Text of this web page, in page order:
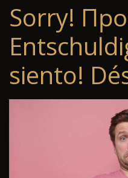
Sorry!
siento!